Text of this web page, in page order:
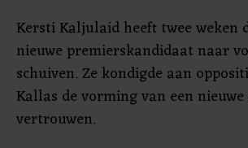
Kersti Kaljulaid heeft twee weken
nieuwe premierskandidaat naar
schuiven. Ze kondigde aan
Kallas de vorming van een
vertrouwen.